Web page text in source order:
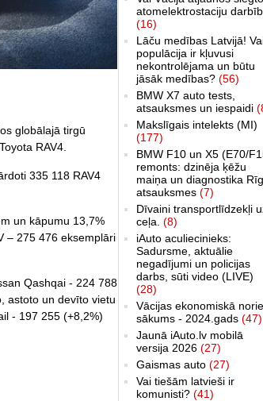
globālajā tirgū
RAV4.
335 118 RAV4
un kāpumu 13,7%
– 275 476 eksemplāri
Qashqai - 224 788
astoto un devīto vietu
- 197 255 (+8,2%)
atomelektrostaciju
(16)
Lāču medības Latvijā!
populācija ir kļuvusi
nekontrolējama un būtu
jāsāk medības? (56)
BMW X7 auto tests,
atsauksmes un iespaidi
Makslīgais intelekts (MI)
(177)
BMW F10 un X5 (E70/
remonts: dzinēja ķēžu
maiņa un diagnostika
atsauksmes (7)
Dīvaini transportlīdzekļi
ceļa. (8)
iAuto aculiecinieks:
Sadursme, aktuālie
negadījumi un policijas
darbs, sūti video (LIVE)
(28)
Vācijas ekonomiskā
sākums - 2024.gads (47)
Jaunā iAuto.lv mobilā
versija 2026 (27)
Gaismas auto (27)
Vai tiešām latvieši ir
komunisti? (41)